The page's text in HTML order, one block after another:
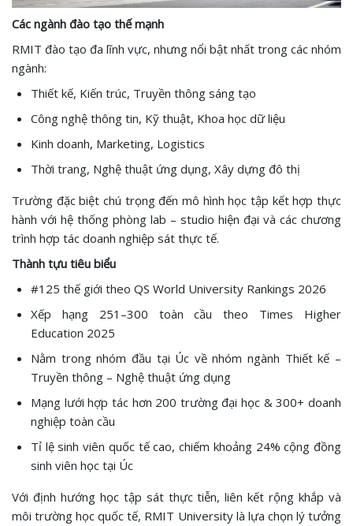
Các ngành đào tạo thế mạnh
RMIT đào tạo đa lĩnh vực, nhưng nổi bật nhất trong các nhóm
ngành:
Thiết kế, Kiến trúc, Truyền thông sáng tạo
Công nghệ thông tin, Kỹ thuật, Khoa học dữ liệu
Kinh doanh, Marketing, Logistics
Thời trang, Nghệ thuật ứng dụng, Xây dựng đô thị
Trường đặc biệt chú trọng đến mô hình học tập kết hợp thực
hành với hệ thống phòng lab – studio hiện đại và các chương
trình hợp tác doanh nghiệp sát thực tế.
Thành tựu tiêu biểu
#125 thế giới theo QS World University Rankings 2026
Xếp hạng 251–300 toàn cầu theo Times Higher
Education 2025
Nằm trong nhóm đầu tại Úc về nhóm ngành Thiết kế –
Truyền thông – Nghệ thuật ứng dụng
Mạng lưới hợp tác hơn 200 trường đại học & 300+ doanh
nghiệp toàn cầu
Tỉ lệ sinh viên quốc tế cao, chiếm khoảng 24% cộng đồng
sinh viên học tại Úc
Với định hướng học tập sát thực tiễn, liên kết rộng khắp và
môi trường học quốc tế, RMIT University là lựa chọn lý tưởng